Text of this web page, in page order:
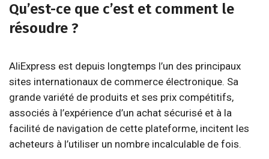
Qu’est-ce que c’est et comment le
résoudre ?
AliExpress est depuis longtemps l’un des principaux
sites internationaux de commerce électronique. Sa
grande variété de produits et ses prix compétitifs,
associés à l’expérience d’un achat sécurisé et à la
facilité de navigation de cette plateforme, incitent les
acheteurs à l’utiliser un nombre incalculable de fois.